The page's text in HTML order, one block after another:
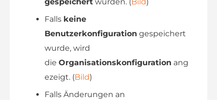
Falls keine
Benutzerkonfiguration gespeichert
wurde, wird
die Organisationskonfiguration ang
ezeigt. (Bild)
Falls Änderungen an